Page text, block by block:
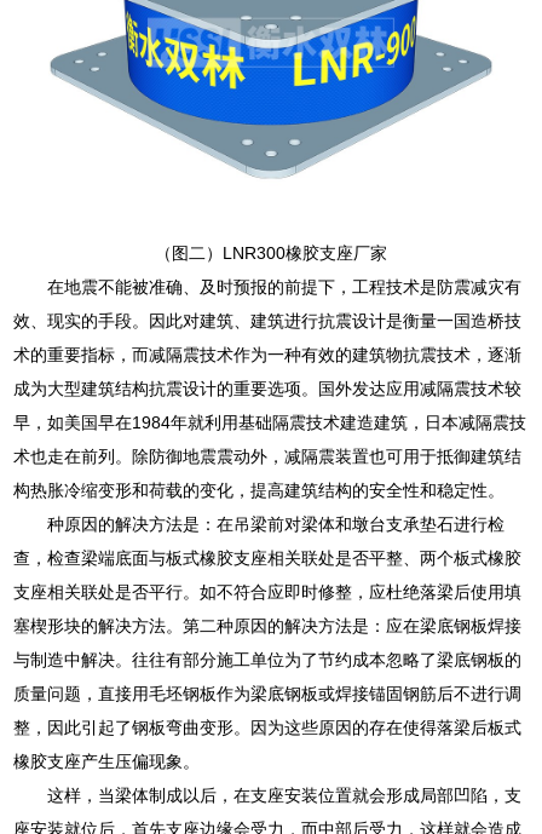
（图二）LNR300橡胶支座厂家
在地震不能被准确、及时预报的前提下，工程技术是防震减灾有
效、现实的手段。因此对建筑、建筑进行抗震设计是衡量一国造桥技
术的重要指标，而减隔震技术作为一种有效的建筑物抗震技术，逐渐
成为大型建筑结构抗震设计的重要选项。国外发达应用减隔震技术较
早，如美国早在1984年就利用基础隔震技术建造建筑，日本减隔震技
术也走在前列。除防御地震震动外，减隔震装置也可用于抵御建筑结
构热胀冷缩变形和荷载的变化，提高建筑结构的安全性和稳定性。
种原因的解决方法是：在吊梁前对梁体和墩台支承垫石进行检
查，检查梁端底面与板式橡胶支座相关联处是否平整、两个板式橡胶
支座相关联处是否平行。如不符合应即时修整，应杜绝落梁后使用填
塞楔形块的解决方法。第二种原因的解决方法是：应在梁底钢板焊接
与制造中解决。往往有部分施工单位为了节约成本忽略了梁底钢板的
质量问题，直接用毛坯钢板作为梁底钢板或焊接锚固钢筋后不进行调
整，因此引起了钢板弯曲变形。因为这些原因的存在使得落梁后板式
橡胶支座产生压偏现象。
这样，当梁体制成以后，在支座安装位置就会形成局部凹陷，支
座安装就位后，首先支座边缘会受力，而中部后受力，这样就会造成